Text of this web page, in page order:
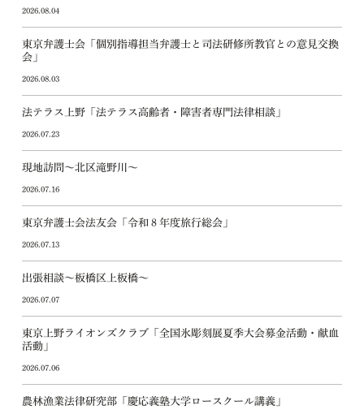
2026.08.04
東京弁護士会「個別指導担当弁護士と司法研修所教官との意見交換
会」
2026.08.03
法テラス上野「法テラス高齢者・障害者専門法律相談」
2026.07.23
現地訪問～北区滝野川～
2026.07.16
東京弁護士会法友会「令和８年度旅行総会」
2026.07.13
出張相談～板橋区上板橋～
2026.07.07
東京上野ライオンズクラブ「全国氷彫刻展夏季大会募金活動・献血
活動」
2026.07.06
農林漁業法律研究部「慶応義塾大学ロースクール講義」